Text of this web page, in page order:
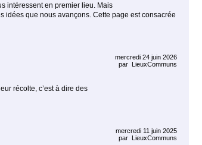
intéressent en premier lieu. Mais
idées que nous avançons. Cette page est consacrée
mercredi 24 juin 2026
par LieuxCommuns
récolte, c’est à dire des
mercredi 11 juin 2025
par LieuxCommuns